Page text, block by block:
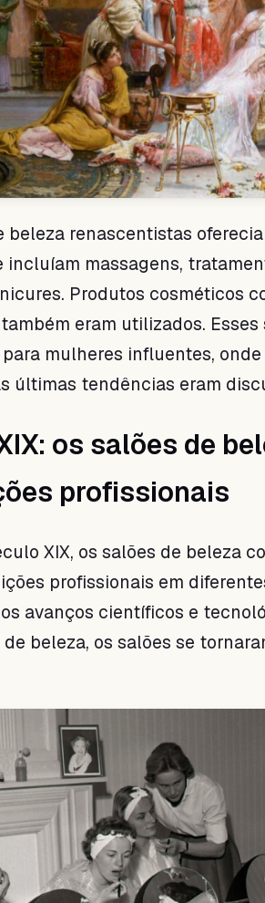
beleza renascentistas
incluíam massagens,
Produtos cosméticos
eram utilizados.
mulheres influentes,
últimas tendências eram
os salões de
profissionais
XIX, os salões de beleza
profissionais em
avanços científicos e
beleza, os salões se